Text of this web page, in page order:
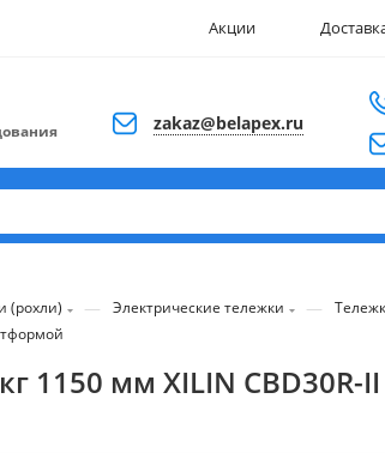
Акции
zakaz@belapex.ru
(рохли) — Электрические тележки —
1150 мм XILIN